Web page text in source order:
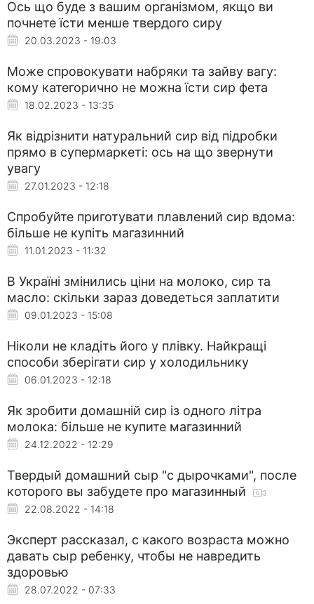
Ось що буде з вашим організмом, якщо ви
почнете їсти менше твердого сиру
20.03.2023 - 19:03
Може спровокувати набряки та зайву вагу:
кому категорично не можна їсти сир фета
18.02.2023 - 13:35
Як відрізнити натуральний сир від підробки
прямо в супермаркеті: ось на що звернути
увагу
27.01.2023 - 12:18
Спробуйте приготувати плавлений сир вдома:
більше не купіть магазинний
11.01.2023 - 11:32
В Україні змінились ціни на молоко, сир та
масло: скільки зараз доведеться заплатити
09.01.2023 - 15:08
Ніколи не кладіть його у плівку. Найкращі
способи зберігати сир у холодильнику
06.01.2023 - 12:18
Як зробити домашній сир із одного літра
молока: більше не купите магазинний
24.12.2022 - 12:29
Твердый домашний сыр "с дырочками", после
которого вы забудете про магазинный
22.08.2022 - 14:18
Эксперт рассказал, с какого возраста можно
давать сыр ребенку, чтобы не навредить
здоровью
28.07.2022 - 07:33